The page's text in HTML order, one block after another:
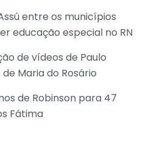
entre os municípios
educação especial no RN
de vídeos de Paulo
Maria do Rosário
de Robinson para 47
Fátima